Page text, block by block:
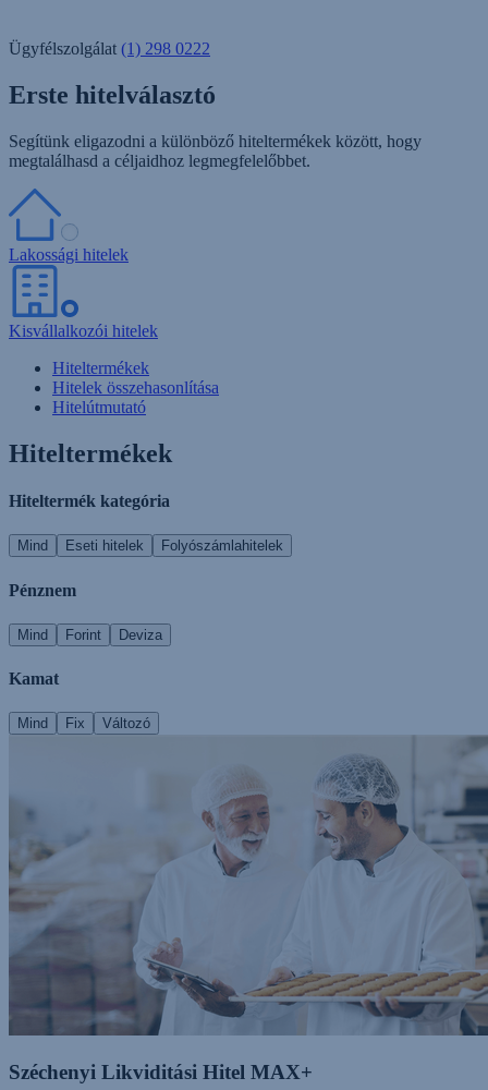
Ügyfélszolgálat (1) 298 0222
Erste hitelválasztó
Segítünk eligazodni a különböző hiteltermékek között, hogy
megtalálhasd a céljaidhoz legmegfelelőbbet.
Lakossági hitelek
Kisvállalkozói hitelek
Hiteltermékek
Hitelek összehasonlítása
Hitelútmutató
Hiteltermékek
Hiteltermék kategória
Mind Eseti hitelek Folyószámlahitelek
Pénznem
Mind Forint Deviza
Kamat
Mind Fix Változó
Széchenyi Likviditási Hitel MAX+